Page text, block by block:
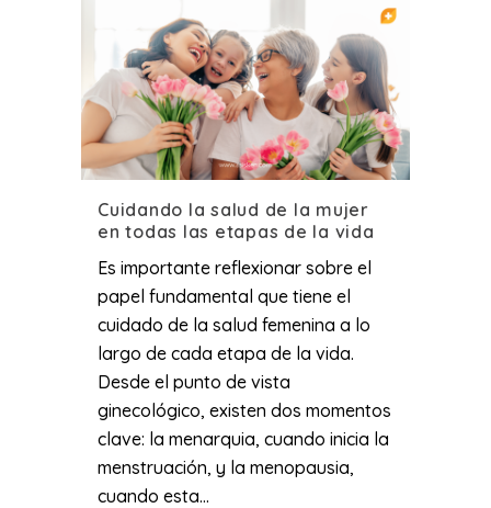
Cuidando la salud de la mujer
en todas las etapas de la vida
Es importante reflexionar sobre el
papel fundamental que tiene el
cuidado de la salud femenina a lo
largo de cada etapa de la vida.
Desde el punto de vista
ginecológico, existen dos momentos
clave: la menarquia, cuando inicia la
menstruación, y la menopausia,
cuando esta...